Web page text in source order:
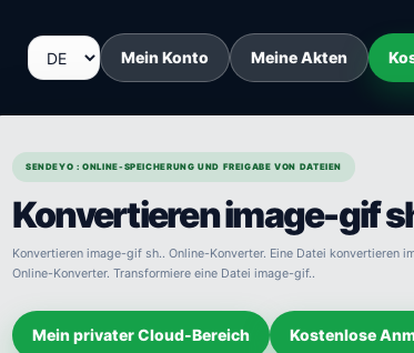
Mein Konto Meine Akten
SENDEYO : ONLINE-SPEICHERUNG UND FREIGABE VON DATEIEN
Konvertieren image-gif
Konvertieren image-gif sh.. Online-Konverter. Eine Datei konvertieren
Online-Konverter. Transformiere eine Datei image-gif..
Mein privater Cloud-Bereich Kostenlose